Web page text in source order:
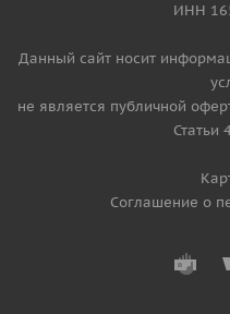
ИНН
Данный сайт носит
не является публичной
Статьи
Соглашение о